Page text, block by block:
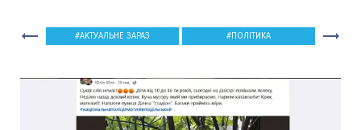
АКТУАЛЬНЕ ЗАРАЗ ПОЛІТИКА